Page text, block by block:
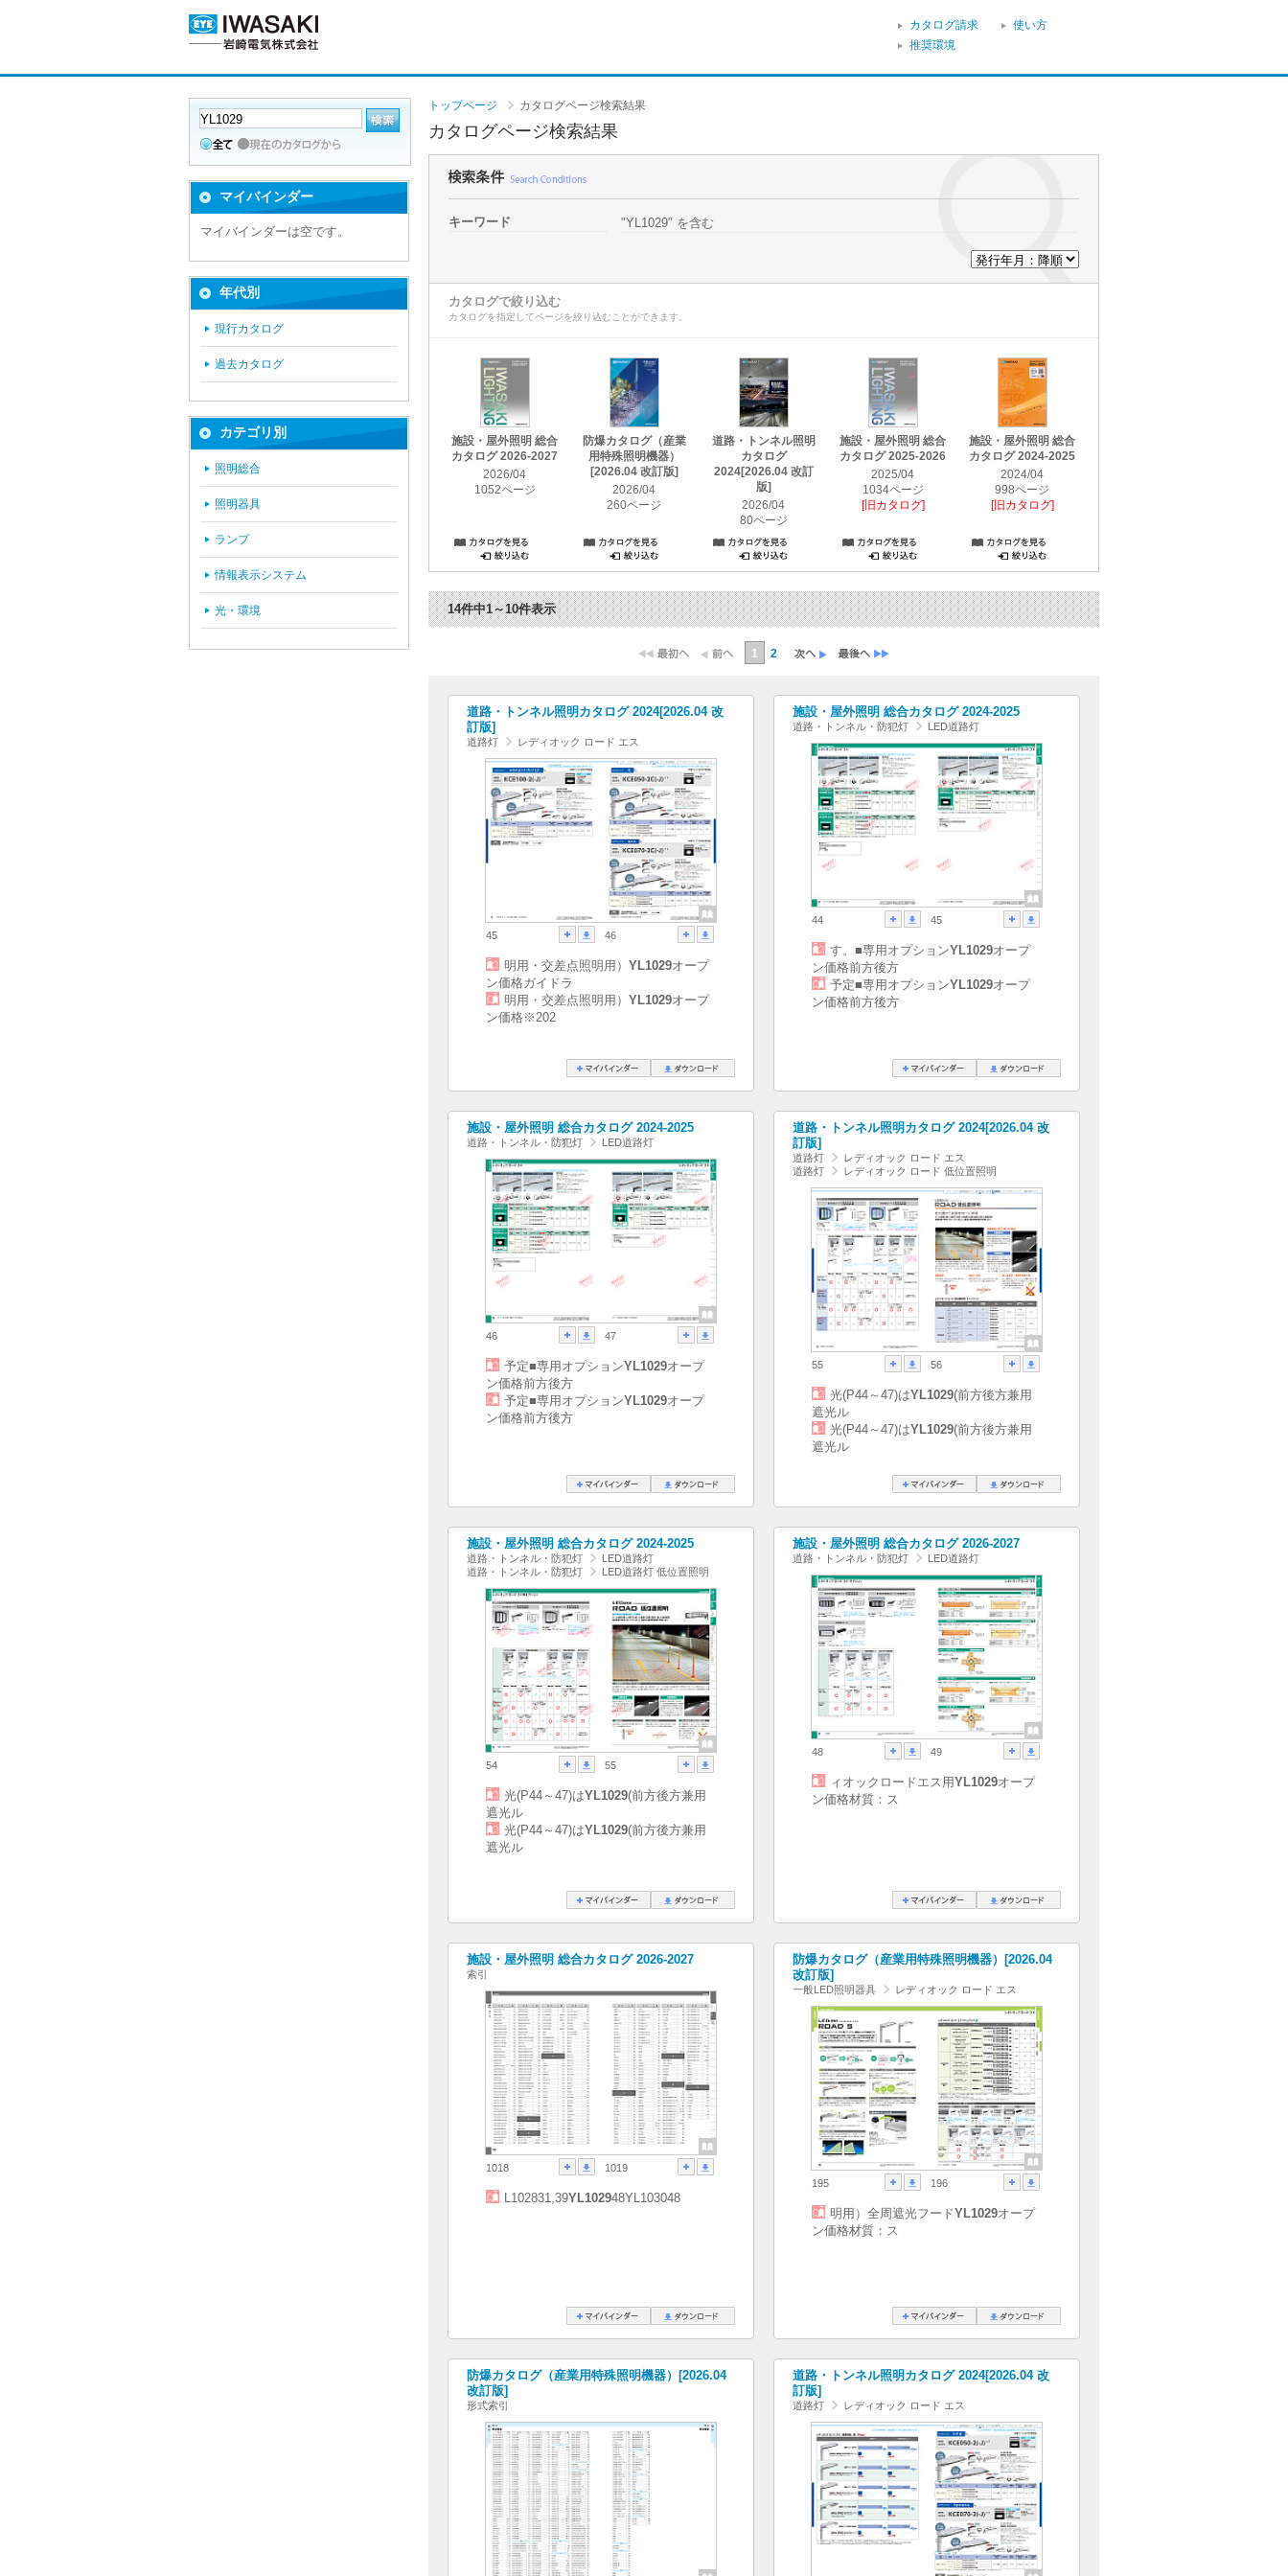
カタログ請求
使い方
推奨環境
トップページ カタログページ検索結果
カタログページ検索結果
キーワード "YL1029" を含む
カタログで絞り込む
カタログを指定してページを絞り込むことができます。
施設・屋外照明 総合
カタログ 2026-2027
2026/04
1052ページ
防爆カタログ（産業
用特殊照明機器）
[2026.04 改訂版]
2026/04
260ページ
道路・トンネル照明
カタログ
2024[2026.04 改訂
版]
2026/04
80ページ
施設・屋外照明 総合
カタログ 2025-2026
2025/04
1034ページ
[旧カタログ]
施設・屋外照明 総合
カタログ 2024-2025
2024/04
998ページ
[旧カタログ]
14件中1～10件表示
1 2
道路・トンネル照明カタログ 2024[2026.04 改
訂版]
道路灯 レディオック ロード エス
45 46
明用・交差点照明用） YL1029オープ
ン価格ガイドラ
明用・交差点照明用） YL1029オープ
ン価格※202
施設・屋外照明 総合カタログ 2024-2025
道路・トンネル・防犯灯 LED道路灯
44 45
す。■専用オプションYL1029オープ
ン価格前方後方
予定■専用オプションYL1029オープ
ン価格前方後方
施設・屋外照明 総合カタログ 2024-2025
道路・トンネル・防犯灯 LED道路灯
46 47
予定■専用オプションYL1029オープ
ン価格前方後方
予定■専用オプションYL1029オープ
ン価格前方後方
道路・トンネル照明カタログ 2024[2026.04 改
訂版]
道路灯
レディオック ロード エス
道路灯
レディオック ロード 低位置照明
55 56
光(P44～47)はYL1029(前方後方兼用
遮光ル
光(P44～47)はYL1029(前方後方兼用
遮光ル
施設・屋外照明 総合カタログ 2024-2025
道路・トンネル・防犯灯
LED道路灯
道路・トンネル・防犯灯
LED道路灯 低位置照明
54 55
光(P44～47)はYL1029(前方後方兼用
遮光ル
光(P44～47)はYL1029(前方後方兼用
遮光ル
施設・屋外照明 総合カタログ 2026-2027
道路・トンネル・防犯灯 LED道路灯
48 49
ィオックロードエス用YL1029オープ
ン価格材質：ス
施設・屋外照明 総合カタログ 2026-2027
索引
1018 1019
L102831,39YL102948YL103048
防爆カタログ（産業用特殊照明機器）[2026.04
改訂版]
一般LED照明器具 レディオック ロード エス
195 196
明用）全周遮光フードYL1029オープ
ン価格材質：ス
防爆カタログ（産業用特殊照明機器）[2026.04
改訂版]
形式索引
道路・トンネル照明カタログ 2024[2026.04 改
訂版]
道路灯 レディオック ロード エス
マイバインダー
マイバインダーは空です。
年代別
現行カタログ
過去カタログ
カテゴリ別
照明総合
照明器具
ランプ
情報表示システム
光・環境